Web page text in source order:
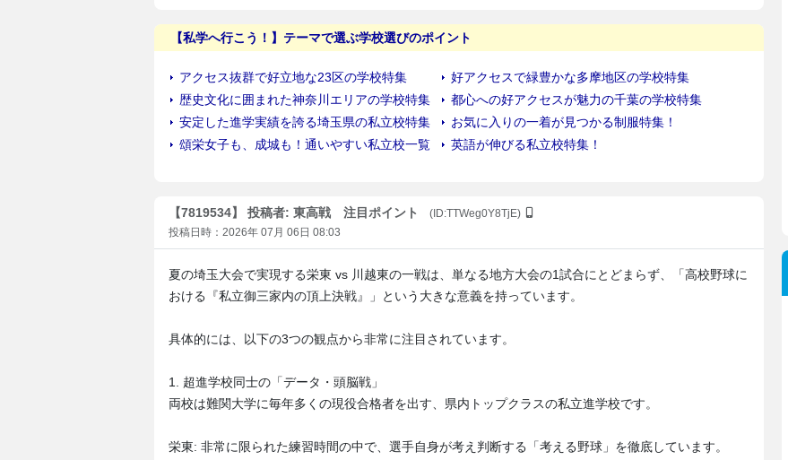
【7819534】 投稿者: 東高戦 注目ポイント
(ID:TTWeg0Y8TjE)
投稿日時：2026年 07月 06日 08:03
夏の埼玉大会で実現する栄東 vs 川越東の一戦は、単なる地方大会の1試合にとどまらず、「高校野球に
おける『私立御三家内の頂上決戦』」という大きな意義を持っています。
具体的には、以下の3つの観点から非常に注目されています。
1. 超進学校同士の「データ・頭脳戦」
両校は難関大学に毎年多くの現役合格者を出す、県内トップクラスの私立進学校です。
栄東: 非常に限られた練習時間の中で、選手自身が考え判断する「考える野球」を徹底しています。